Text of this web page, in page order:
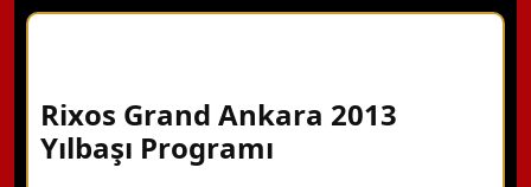
X Kapat
Hemen Arayın
Rixos Grand Ankara 2013
Yılbaşı Programı